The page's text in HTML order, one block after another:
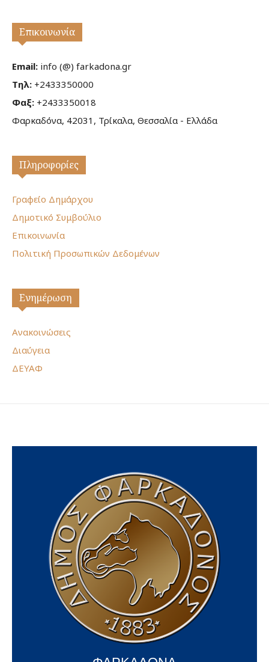
Επικοινωνία
Email: info (@) farkadona.gr
Τηλ: +2433350000
Φαξ: +2433350018
Φαρκαδόνα, 42031, Τρίκαλα, Θεσσαλία - Ελλάδα
Πληροφορίες
Γραφείο Δημάρχου
Δημοτικό Συμβούλιο
Επικοινωνία
Πολιτική Προσωπικών Δεδομένων
Ενημέρωση
Ανακοινώσεις
Διαύγεια
ΔΕΥΑΦ